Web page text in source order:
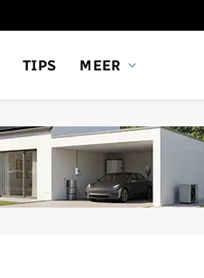
TIPS MEER